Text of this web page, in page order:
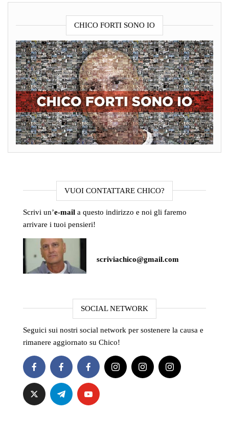
CHICO FORTI SONO IO
VUOI CONTATTARE CHICO?
Scrivi un’e-mail a questo indirizzo e noi gli faremo
arrivare i tuoi pensieri!
scriviachico@gmail.com
SOCIAL NETWORK
Seguici sui nostri social network per sostenere la causa e
rimanere aggiornato su Chico!